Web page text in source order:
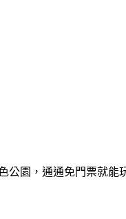
公園，通通免門票就能